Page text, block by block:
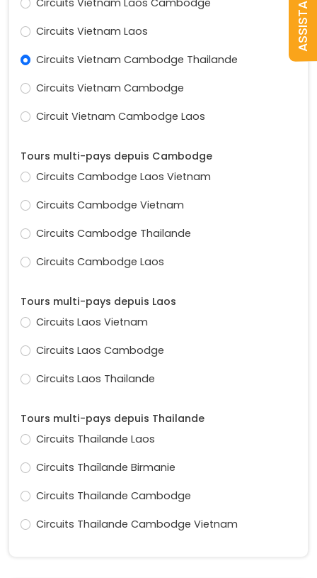
Circuits Vietnam Laos
Circuits Vietnam Cambodge Thailande
Circuits Vietnam Cambodge
Circuit Vietnam Cambodge Laos
Tours multi-pays depuis Cambodge
Circuits Cambodge Laos Vietnam
Circuits Cambodge Vietnam
Circuits Cambodge Thailande
Circuits Cambodge Laos
Tours multi-pays depuis Laos
Circuits Laos Vietnam
Circuits Laos Cambodge
Circuits Laos Thailande
Tours multi-pays depuis Thailande
Circuits Thailande Laos
Circuits Thaïlande Birmanie
Circuits Thailande Cambodge
Circuits Thailande Cambodge Vietnam